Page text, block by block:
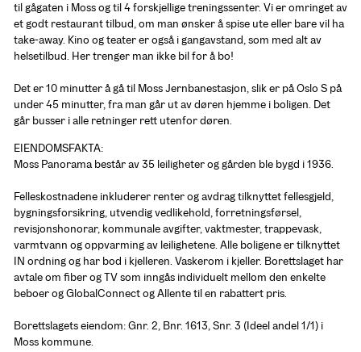
til gågaten i Moss og til 4 forskjellige treningssenter. Vi er omringet av
et godt restaurant tilbud, om man ønsker å spise ute eller bare vil ha
take-away. Kino og teater er også i gangavstand, som med alt av
helsetilbud. Her trenger man ikke bil for å bo!
Det er 10 minutter å gå til Moss Jernbanestasjon, slik er på Oslo S på
under 45 minutter, fra man går ut av døren hjemme i boligen. Det
går busser i alle retninger rett utenfor døren.
EIENDOMSFAKTA:
Moss Panorama består av 35 leiligheter og gården ble bygd i 1936.
Felleskostnadene inkluderer renter og avdrag tilknyttet fellesgjeld,
bygningsforsikring, utvendig vedlikehold, forretningsførsel,
revisjonshonorar, kommunale avgifter, vaktmester, trappevask,
varmtvann og oppvarming av leilighetene. Alle boligene er tilknyttet
IN ordning og har bod i kjelleren. Vaskerom i kjeller. Borettslaget har
avtale om fiber og TV som inngås individuelt mellom den enkelte
beboer og GlobalConnect og Allente til en rabattert pris.
Borettslagets eiendom: Gnr. 2, Bnr. 1613, Snr. 3 (Ideel andel 1/1) i
Moss kommune.